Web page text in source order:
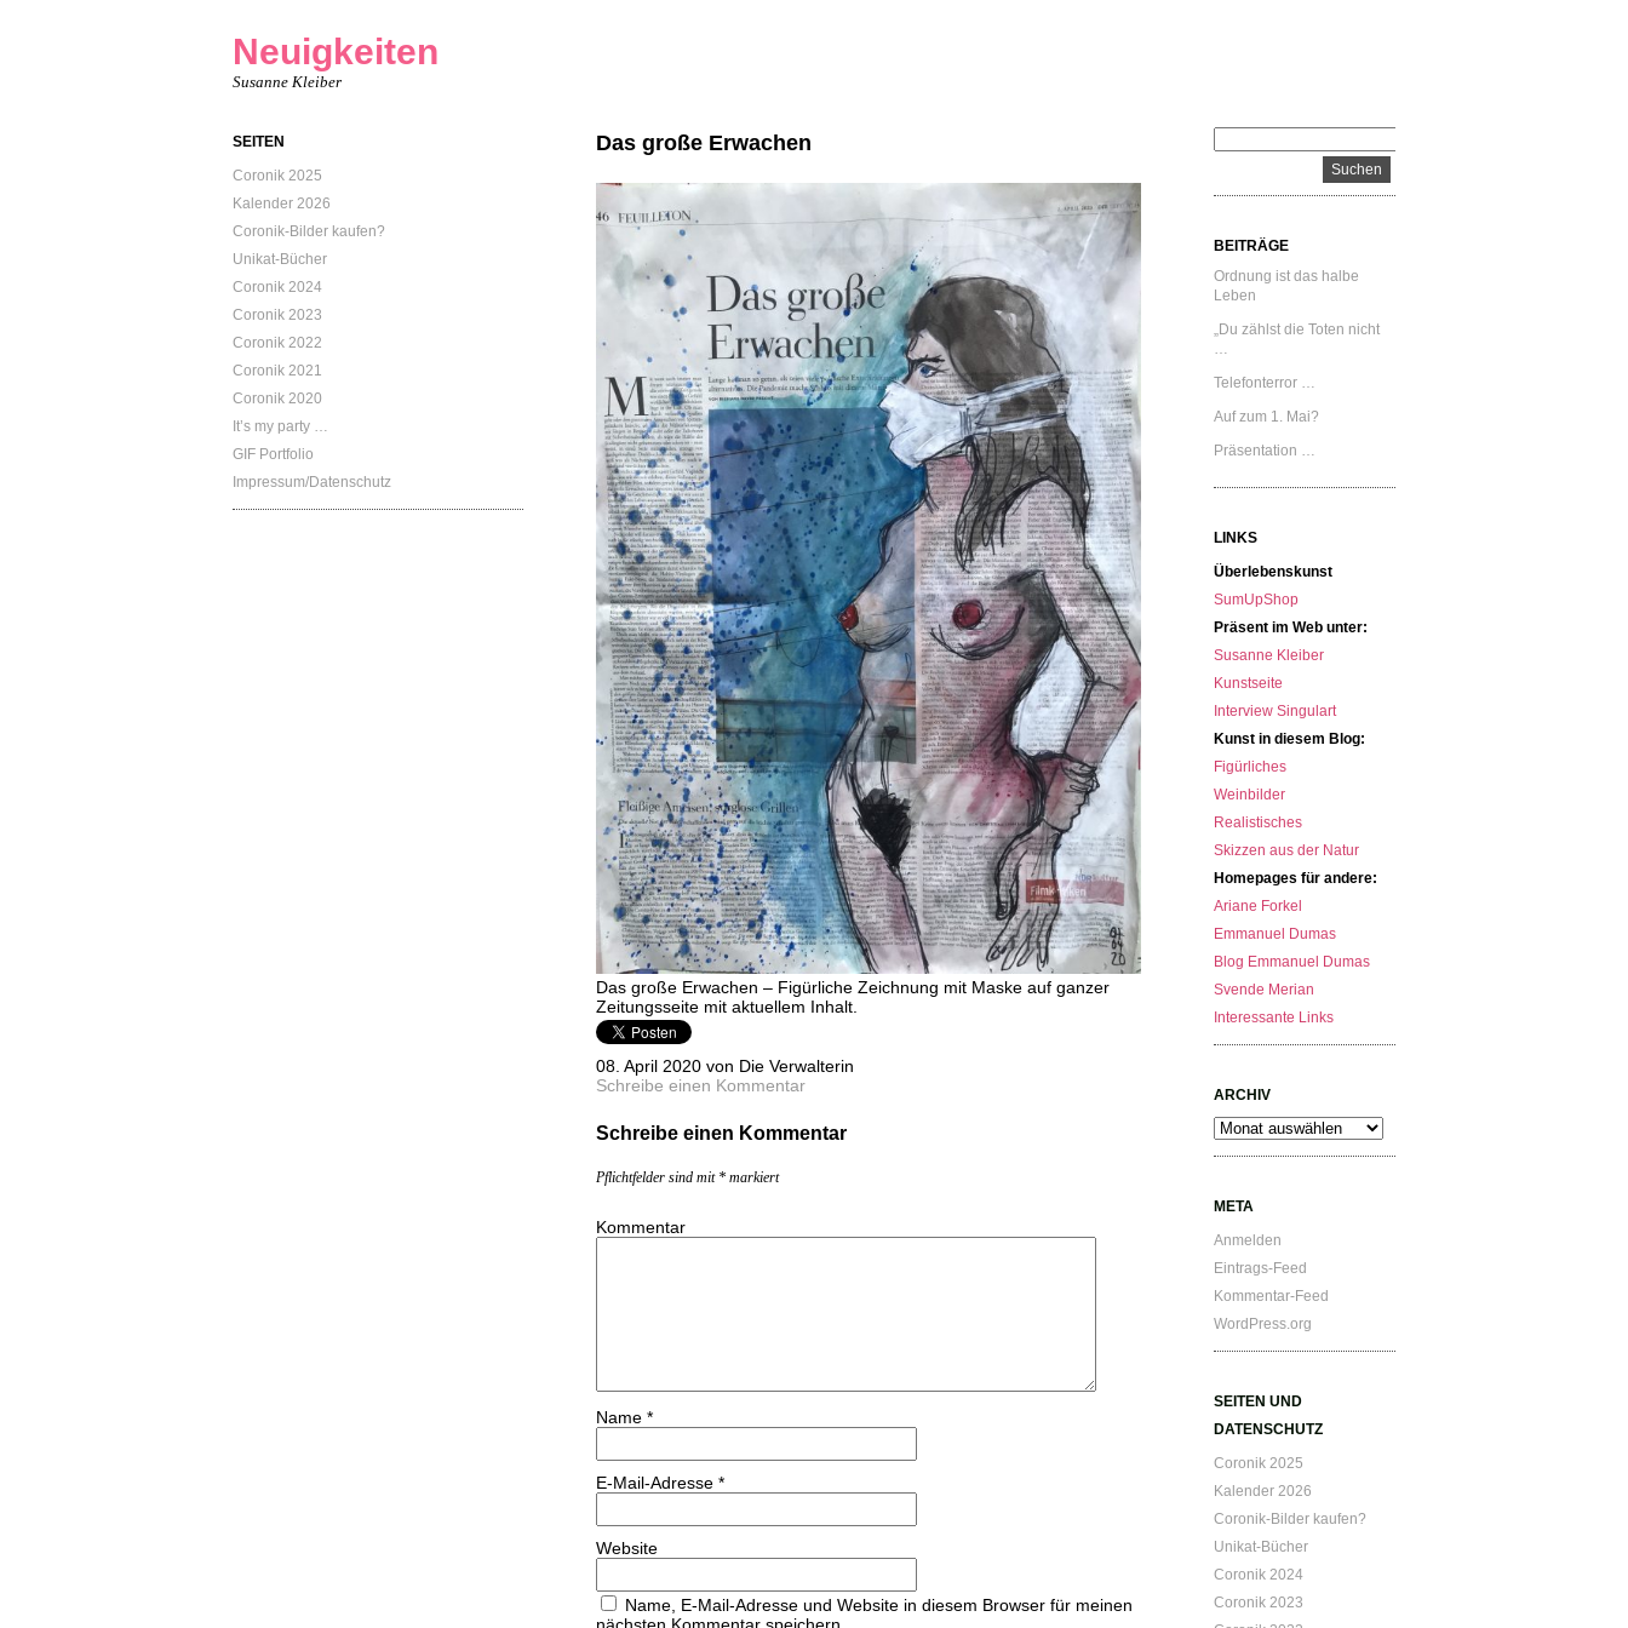
Neuigkeiten
Susanne Kleiber
SEITEN
Coronik 2025
Kalender 2026
Coronik-Bilder kaufen?
Unikat-Bücher
Coronik 2024
Coronik 2023
Coronik 2022
Coronik 2021
Coronik 2020
It’s my party …
GIF Portfolio
Impressum/Datenschutz
Das große Erwachen
Das große Erwachen – Figürliche Zeichnung mit Maske auf ganzer
Zeitungsseite mit aktuellem Inhalt.
08. April 2020 von Die Verwalterin
Schreibe einen Kommentar
Schreibe einen Kommentar
Pflichtfelder sind mit * markiert
Kommentar
Name *
E-Mail-Adresse *
Website
Name, E-Mail-Adresse und Website in diesem Browser für meinen
BEITRÄGE
Ordnung ist das halbe
Leben
„Du zählst die Toten nicht
…
Telefonterror …
Auf zum 1. Mai?
Präsentation …
LINKS
Überlebenskunst
SumUpShop
Präsent im Web unter:
Susanne Kleiber
Kunstseite
Interview Singulart
Kunst in diesem Blog:
Figürliches
Weinbilder
Realistisches
Skizzen aus der Natur
Homepages für andere:
Ariane Forkel
Emmanuel Dumas
Blog Emmanuel Dumas
Svende Merian
Interessante Links
ARCHIV
Archiv
META
Anmelden
Eintrags-Feed
Kommentar-Feed
WordPress.org
SEITEN UND
DATENSCHUTZ
Coronik 2025
Kalender 2026
Coronik-Bilder kaufen?
Unikat-Bücher
Coronik 2024
Coronik 2023